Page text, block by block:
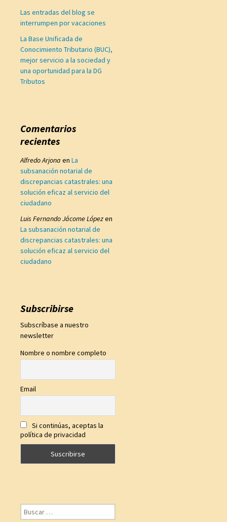
Las entradas del blog se
interrumpen por vacaciones
La Base Unificada de
Conocimiento Tributario (BUC),
mejor servicio a la sociedad y
una oportunidad para la DG
Tributos
Comentarios
recientes
Alfredo Arjona en La
subsanación notarial de
discrepancias catastrales: una
solución eficaz al servicio del
ciudadano
Luis Fernando Jácome Lópezen
La subsanación notarial de
discrepancias catastrales: una
solución eficaz al servicio del
ciudadano
Subscribirse
Subscríbase a nuestro
newsletter
Nombre o nombre completo
Email
Si continúas, aceptas la
política de privacidad
Buscar: